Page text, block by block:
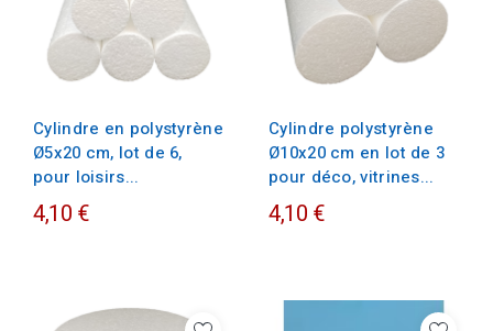
Cylindre en polystyrène
Ø5x20 cm, lot de 6,
pour loisirs...
4,10 €
Cylindre polystyrène
Ø10x20 cm en lot de 3
pour déco, vitrines...
4,10 €